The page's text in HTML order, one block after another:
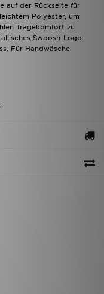
auf der Rückseite für
Polyester, um
Tragekomfort zu
Swoosh-Logo
Für Handwäsche